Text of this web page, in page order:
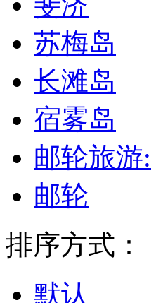
苏梅岛
长滩岛
宿雾岛
邮轮旅游:
邮轮
排序方式：
默认